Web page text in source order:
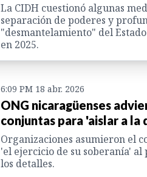
La CIDH cuestionó algunas
separación de poderes y
"desmantelamiento" del
en 2025.
6:09 PM 18 abr. 2026
ONG nicaragüenses
conjuntas para 'aislar a la
Organizaciones asumieron el
'el ejercicio de su soberanía'
los detalles.